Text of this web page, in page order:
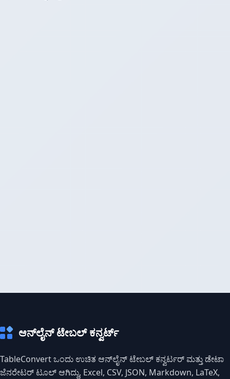
ಆನ್‌ಲೈನ್ ಟೇಬಲ್ ಕನ್ವರ್ಟ್
TableConvert ಒಂದು ಉಚಿತ ಆನ್‌ಲೈನ್ ಟೇಬಲ್ ಕನ್ವರ್ಟರ್ ಮತ್ತು ಡೇಟಾ
ಜೆನರೇಟರ್ ಟೂಲ್ ಆಗಿದ್ದು, Excel, CSV, JSON, Markdown, LaTeX,